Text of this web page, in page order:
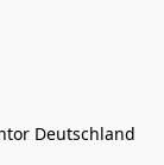
Deutschland